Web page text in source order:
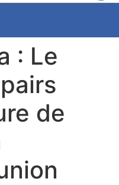
: Le
de